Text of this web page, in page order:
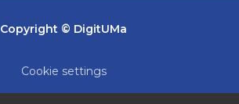
Copyright © DigitUMa
Cookie settings